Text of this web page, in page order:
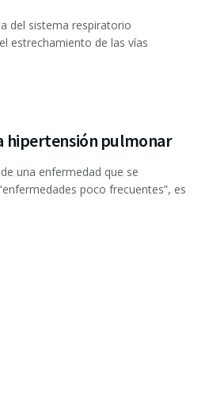
del sistema respiratorio
estrechamiento de las vías
hipertensión pulmonar
una enfermedad que se
poco frecuentes”, es